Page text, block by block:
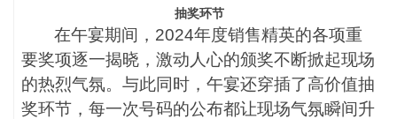
抽奖环节
在午宴期间， 2024年度销售精英的各项重
要奖项逐一揭晓，激动人心的颁奖不断掀起现场
的热烈气氛。与此同时，午宴还穿插了高价值抽
奖环节，每一次号码的公布都让现场气氛瞬间升